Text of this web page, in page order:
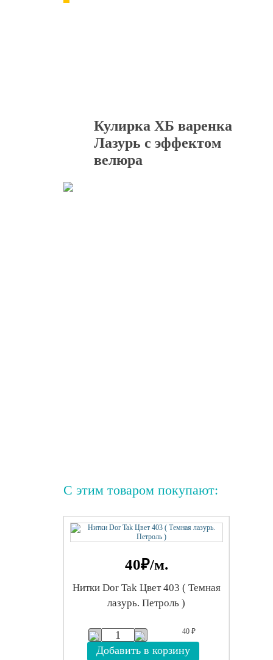
Кулирка ХБ варенка
Лазурь с эффектом
велюра
С этим товаром покупают:
40₽/м.
Нитки Dor Tak Цвет 403 ( Темная
лазурь. Петроль )
40 ₽
Добавить в корзину